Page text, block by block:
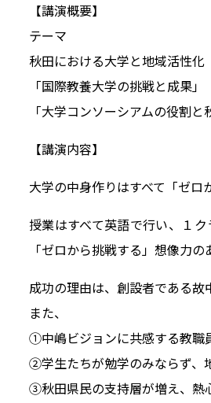
【講演概要】
テーマ
秋田における大学と地域活性化
「国際教養大学の挑戦と成果」
「大学コンソーシアムの役割と
【講演内容】
大学の中身作りはすべて「ゼロ
授業はすべて英語で行い、１
「ゼロから挑戦する」想像力
成功の理由は、創設者である故
また、
①中嶋ビジョンに共感する教職
②学生たちが勉学のみならず、
③秋田県民の支持層が増え、熱